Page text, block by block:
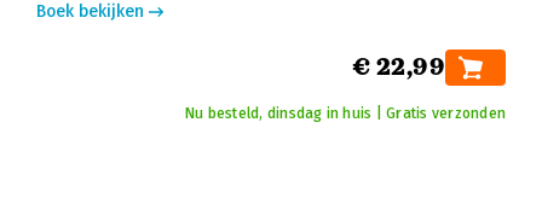
Boek bekijken
€ 22,99
Nu besteld, dinsdag in huis | Gratis verzonden